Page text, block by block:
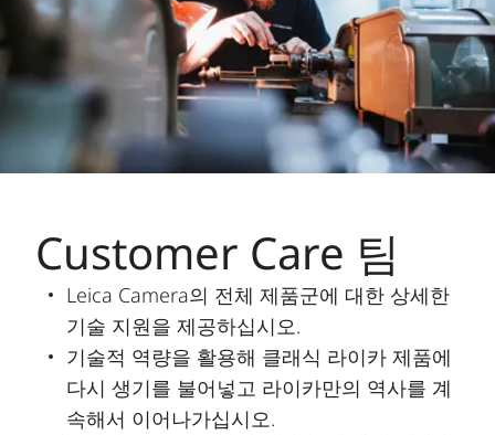
Customer Care 팀
Leica Camera의 전체 제품군에 대한 상세한
기술 지원을 제공하십시오.
기술적 역량을 활용해 클래식 라이카 제품에
다시 생기를 불어넣고 라이카만의 역사를 계
속해서 이어나가십시오.